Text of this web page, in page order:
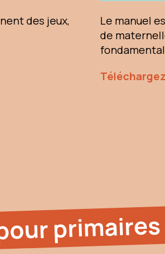
des jeux,
Le manuel
de
primaires